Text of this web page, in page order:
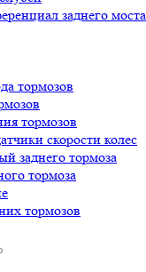
заднего моста
тормозов
тормозов
скорости колес
заднего тормоза
тормоза
тормозов